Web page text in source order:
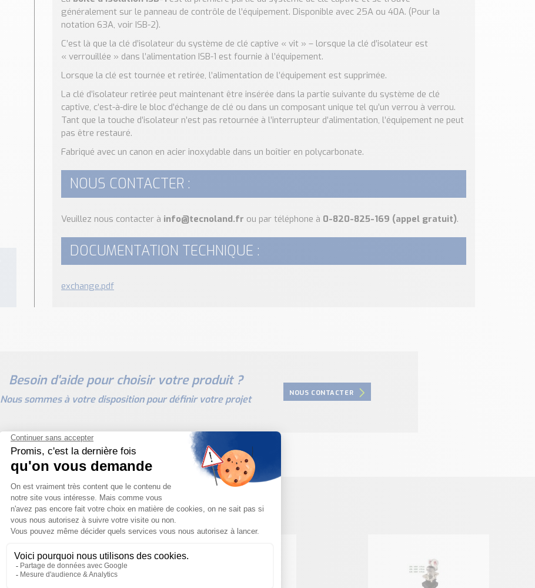
généralement sur le panneau de contrôle de l’équipement. Disponible avec 25A ou 40A. (Pour la
notation 63A, voir ISB-2).
C’est là que la clé d’isolateur du système de clé captive « vit » – lorsque la clé d’isolateur est
« verrouillée » dans l’alimentation ISB-1 est fournie à l’équipement.
Lorsque la clé est tournée et retirée, l’alimentation de l’équipement est supprimée.
La clé d’isolateur retirée peut maintenant être insérée dans la partie suivante du système de clé
captive, c’est-à-dire le bloc d’échange de clé ou dans un composant unique tel qu’un verrou à verrou.
Tant que la touche d’isolateur n’est pas retournée à l’interrupteur d’alimentation, l’équipement ne peut
pas être restauré.
Fabriqué avec un canon en acier inoxydable dans un boîtier en polycarbonate.
NOUS CONTACTER :
Veuillez nous contacter à info@tecnoland.fr ou par téléphone à 0-820-825-169 (appel gratuit).
DOCUMENTATION TECHNIQUE :
exchange.pdf
Besoin d'aide pour choisir votre produit ?
Nous sommes à votre disposition pour définir votre projet NOUS CONTACTER
PRODUITS SIMILAIRES